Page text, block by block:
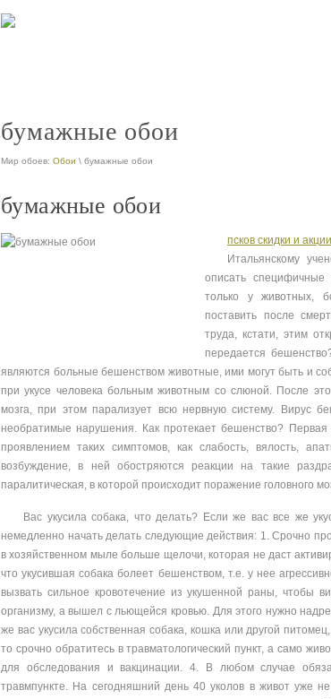
бумажные обои
Мир обоев: Обои \ бумажные обои
бумажные обои
псков скидки и
Итальянскому
описать специфичные
только у животных,
поставить после
труда, кстати, этим
передается
являются больные бешенством животные, ими могут быть и
при укусе человека больным животным со слюной. После
мозга, при этом парализует всю нервную систему. Вирус
необратимые нарушения. Как протекает бешенство?
проявлением таких симптомов, как слабость, вялость,
возбуждение, в ней обостряются реакции на такие
паралитическая, в которой происходит поражение головного
Вас укусила собака, что делать? Если же вас все же
немедленно начать делать следующие действия: 1. Срочно
в хозяйственном мыле больше щелочи, которая не даст
что укусившая собака болеет бешенством, т.е. у нее
вызвать сильное кровотечение из укушенной раны, чтобы
организму, а вышел с льющейся кровью. Для этого нужно
же вас укусила собственная собака, кошка или другой
то срочно обратитесь в травматологический пункт, а само
для обследования и вакцинации. 4. В любом случае
травмпункте. На сегодняшний день 40 уколов в живот уже